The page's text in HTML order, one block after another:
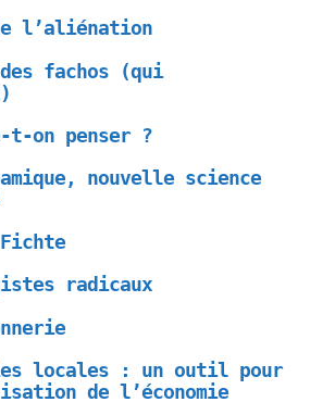
l’aliénation
fachos (qui
t-on penser ?
nouvelle science
radicaux
locales : un outil pour
de l’économie